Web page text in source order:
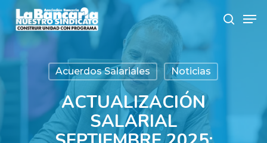
main
search
Acuerdos Salariales Noticias
ACTUALIZACIÓN
SALARIAL